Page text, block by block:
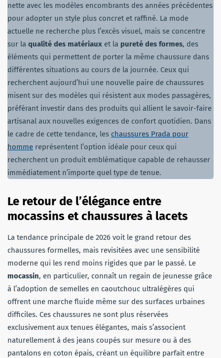
nette avec les modèles encombrants des années précédentes
pour adopter un style plus concret et raffiné. La mode
actuelle ne recherche plus l’excès visuel, mais se concentre
sur la qualité des matériaux et la pureté des formes, des
éléments qui permettent de porter la même chaussure dans
différentes situations au cours de la journée. Ceux qui
recherchent aujourd’hui une nouvelle paire de chaussures
misent sur des modèles qui résistent aux modes passagères,
préférant investir dans des produits qui allient le savoir-faire
artisanal aux nouvelles exigences de confort quotidien. Dans
le cadre de cette tendance, les chaussures Prada pour
homme représentent l’option idéale pour ceux qui
recherchent un produit emblématique capable de rehausser
immédiatement n’importe quel type de tenue.
Le retour de l’élégance entre
mocassins et chaussures à lacets
La tendance principale de 2026 voit le grand retour des
chaussures formelles, mais revisitées avec une sensibilité
moderne qui les rend moins rigides que par le passé. Le
mocassin, en particulier, connaît un regain de jeunesse grâce
à l’adoption de semelles en caoutchouc ultralégères qui
offrent une marche fluide même sur des surfaces urbaines
difficiles. Ces chaussures ne sont plus réservées
exclusivement aux tenues élégantes, mais s’associent
naturellement à des jeans coupés sur mesure ou à des
pantalons en coton épais, créant un équilibre parfait entre